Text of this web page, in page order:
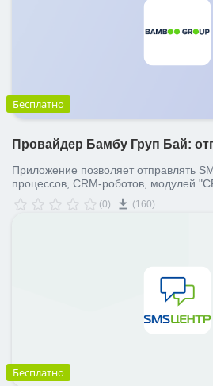
Бесплатно
Провайдер Бамбу Груп Бай:
Приложение позволяет отправлять
процессов, CRM-роботов, модулей
(0) (160)
Бесплатно